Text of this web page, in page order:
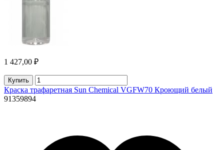
1 427,00 ₽
Купить
Краска трафаретная Sun Chemical VGFW70 Кроющий белый
91359894